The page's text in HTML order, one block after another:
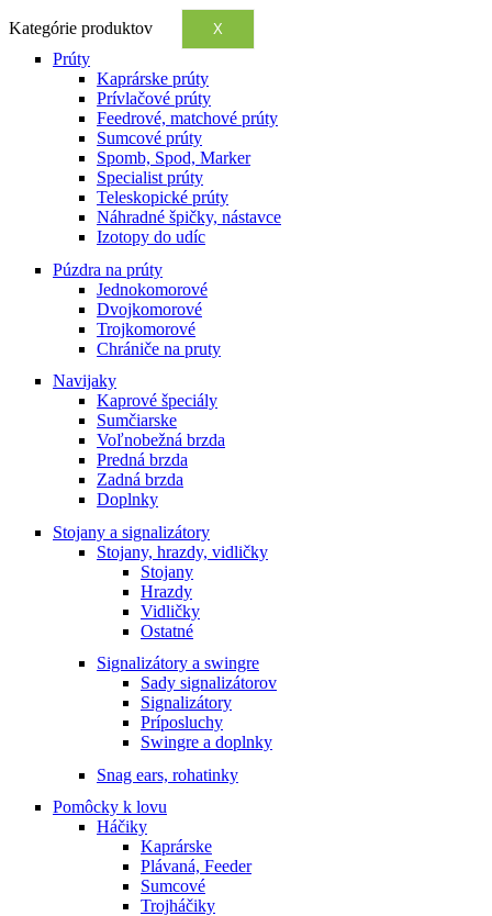
Kategórie produktov X
Prúty
Kaprárske prúty
Prívlačové prúty
Feedrové, matchové prúty
Sumcové prúty
Spomb, Spod, Marker
Specialist prúty
Teleskopické prúty
Náhradné špičky, nástavce
Izotopy do udíc
Púzdra na prúty
Jednokomorové
Dvojkomorové
Trojkomorové
Chrániče na pruty
Navijaky
Kaprové špeciály
Sumčiarske
Voľnobežná brzda
Predná brzda
Zadná brzda
Doplnky
Stojany a signalizátory
Stojany, hrazdy, vidličky
Stojany
Hrazdy
Vidličky
Ostatné
Signalizátory a swingre
Sady signalizátorov
Signalizátory
Príposluchy
Swingre a doplnky
Snag ears, rohatinky
Pomôcky k lovu
Háčiky
Kaprárske
Plávaná, Feeder
Sumcové
Trojháčiky